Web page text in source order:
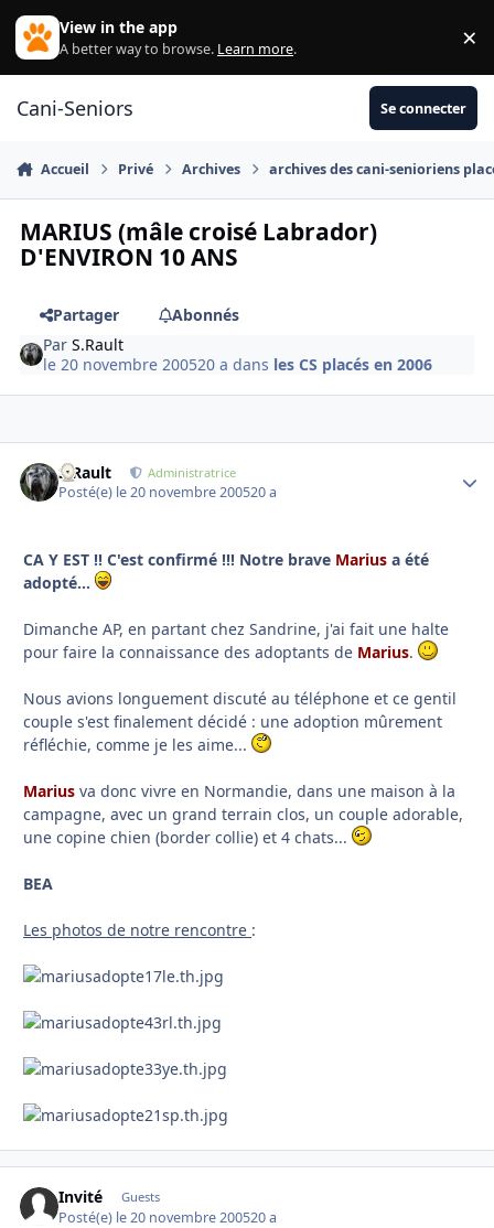
Aller au contenu
View in the app
A better way to browse. Learn more. ×
Cani-Seniors Se connecter
Accueil Privé Archives archives des cani-senioriens
MARIUS (mâle croisé Labrador)
D'ENVIRON 10 ANS
Partager
Abonnés
ParS.Rault
le 20 novembre 200520 a dans les CS placés en 2006
S.Rault Administratrice
Posté(e) le 20 novembre 200520 a
CA Y EST !! C'est confirmé !!! Notre brave Marius a été
adopté...
Dimanche AP, en partant chez Sandrine, j'ai fait une halte
pour faire la connaissance des adoptants de Marius.
Nous avions longuement discuté au téléphone et ce gentil
couple s'est finalement décidé : une adoption mûrement
réfléchie, comme je les aime...
Marius va donc vivre en Normandie, dans une maison à la
campagne, avec un grand terrain clos, un couple adorable,
une copine chien (border collie) et 4 chats...
BEA
Les photos de notre rencontre :
Invité Guests
Posté(e) le 20 novembre 200520 a